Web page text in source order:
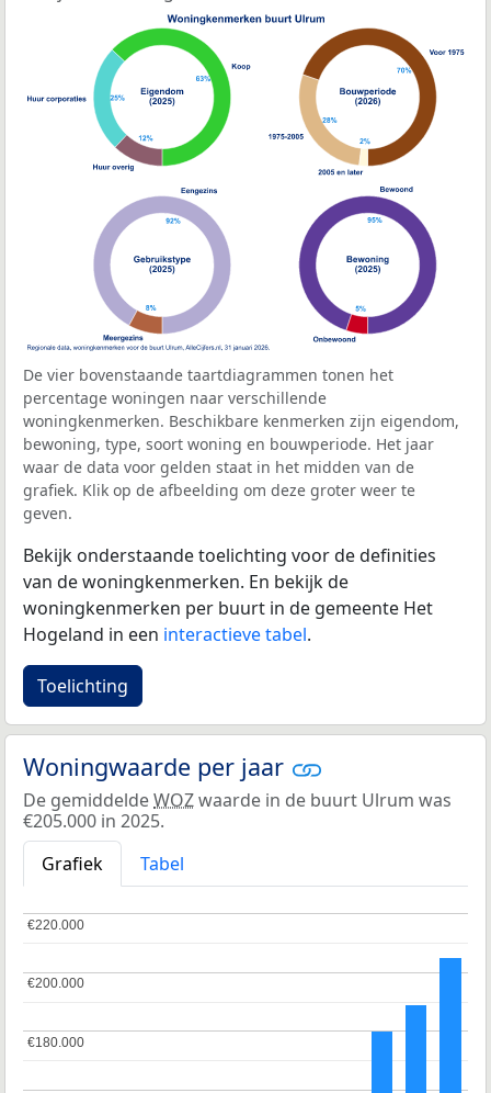
De vier bovenstaande taartdiagrammen tonen het
percentage woningen naar verschillende
woningkenmerken. Beschikbare kenmerken zijn eigendom,
bewoning, type, soort woning en bouwperiode. Het jaar
waar de data voor gelden staat in het midden van de
grafiek. Klik op de afbeelding om deze groter weer te
geven.
Bekijk onderstaande toelichting voor de definities
van de woningkenmerken. En bekijk de
woningkenmerken per buurt in de gemeente Het
Hogeland in een interactieve tabel.
Toelichting
Woningwaarde per jaar
De gemiddeldeWOZwaarde in de buurt Ulrum was
€205.000 in 2025.
Grafiek
Tabel
€180.000
€180.000
€200.000
€200.000
€220.000
€220.000